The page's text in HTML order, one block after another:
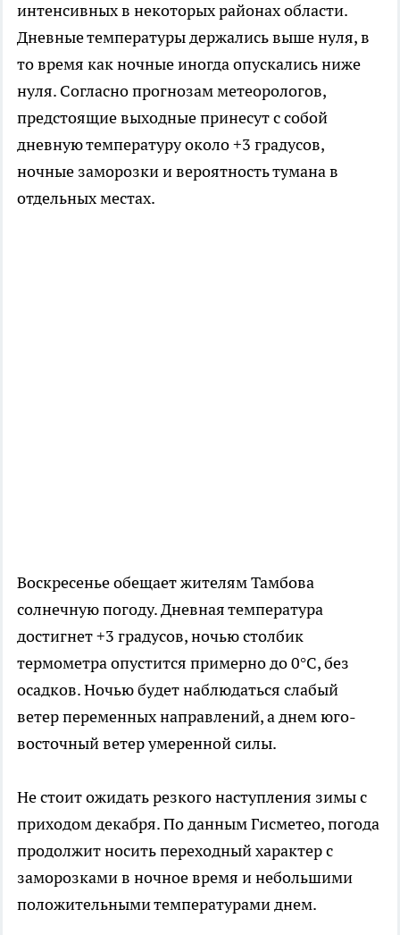
интенсивных в некоторых районах области.
Дневные температуры держались выше нуля, в
то время как ночные иногда опускались ниже
нуля. Согласно прогнозам метеорологов,
предстоящие выходные принесут с собой
дневную температуру около +3 градусов,
ночные заморозки и вероятность тумана в
отдельных местах.
Воскресенье обещает жителям Тамбова
солнечную погоду. Дневная температура
достигнет +3 градусов, ночью столбик
термометра опустится примерно до 0°С, без
осадков. Ночью будет наблюдаться слабый
ветер переменных направлений, а днем юго-
восточный ветер умеренной силы.
Не стоит ожидать резкого наступления зимы с
приходом декабря. По данным Гисметео, погода
продолжит носить переходный характер с
заморозками в ночное время и небольшими
положительными температурами днем.